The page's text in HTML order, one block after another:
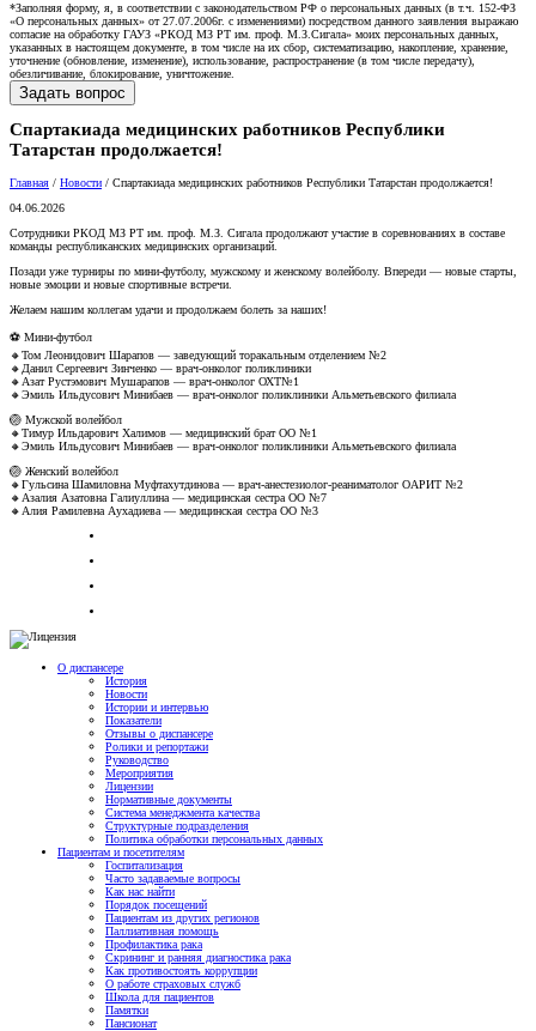
*Заполняя форму, я, в соответствии с законодательством РФ о персональных данных (в т.ч. 152-ФЗ
«О персональных данных» от 27.07.2006г. с изменениями) посредством данного заявления выражаю
согласие на обработку ГАУЗ «РКОД МЗ РТ им. проф. М.З.Сигала» моих персональных данных,
указанных в настоящем документе, в том числе на их сбор, систематизацию, накопление, хранение,
уточнение (обновление, изменение), использование, распространение (в том числе передачу),
обезличивание, блокирование, уничтожение.
Спартакиада медицинских работников Республики
Татарстан продолжается!
Главная / Новости / Спартакиада медицинских работников Республики Татарстан продолжается!
04.06.2026
Сотрудники РКОД МЗ РТ им. проф. М.З. Сигала продолжают участие в соревнованиях в составе
команды республиканских медицинских организаций.
Позади уже турниры по мини-футболу, мужскому и женскому волейболу. Впереди — новые старты,
новые эмоции и новые спортивные встречи.
Желаем нашим коллегам удачи и продолжаем болеть за наших!
⚽ Мини-футбол
🔸Том Леонидович Шарапов — заведующий торакальным отделением №2
🔸Данил Сергеевич Зинченко — врач-онколог поликлиники
🔸Азат Рустэмович Мушарапов — врач-онколог ОХТ№1
🔸Эмиль Ильдусович Минибаев — врач-онколог поликлиники Альметьевского филиала
🏐 Мужской волейбол
🔸Тимур Ильдарович Халимов — медицинский брат ОО №1
🔸Эмиль Ильдусович Минибаев — врач-онколог поликлиники Альметьевского филиала
🏐 Женский волейбол
🔸Гульсина Шамиловна Муфтахутдинова — врач-анестезиолог-реаниматолог ОАРИТ №2
🔸Азалия Азатовна Галиуллина — медицинская сестра ОО №7
🔸Алия Рамилевна Аухадиева — медицинская сестра ОО №3
О диспансере
История
Новости
Истории и интервью
Показатели
Отзывы о диспансере
Ролики и репортажи
Руководство
Мероприятия
Лицензии
Нормативные документы
Система менеджмента качества
Структурные подразделения
Политика обработки персональных данных
Пациентам и посетителям
Госпитализация
Часто задаваемые вопросы
Как нас найти
Порядок посещений
Пациентам из других регионов
Паллиативная помощь
Профилактика рака
Скрининг и ранняя диагностика рака
Как противостоять коррупции
О работе страховых служб
Школа для пациентов
Памятки
Пансионат